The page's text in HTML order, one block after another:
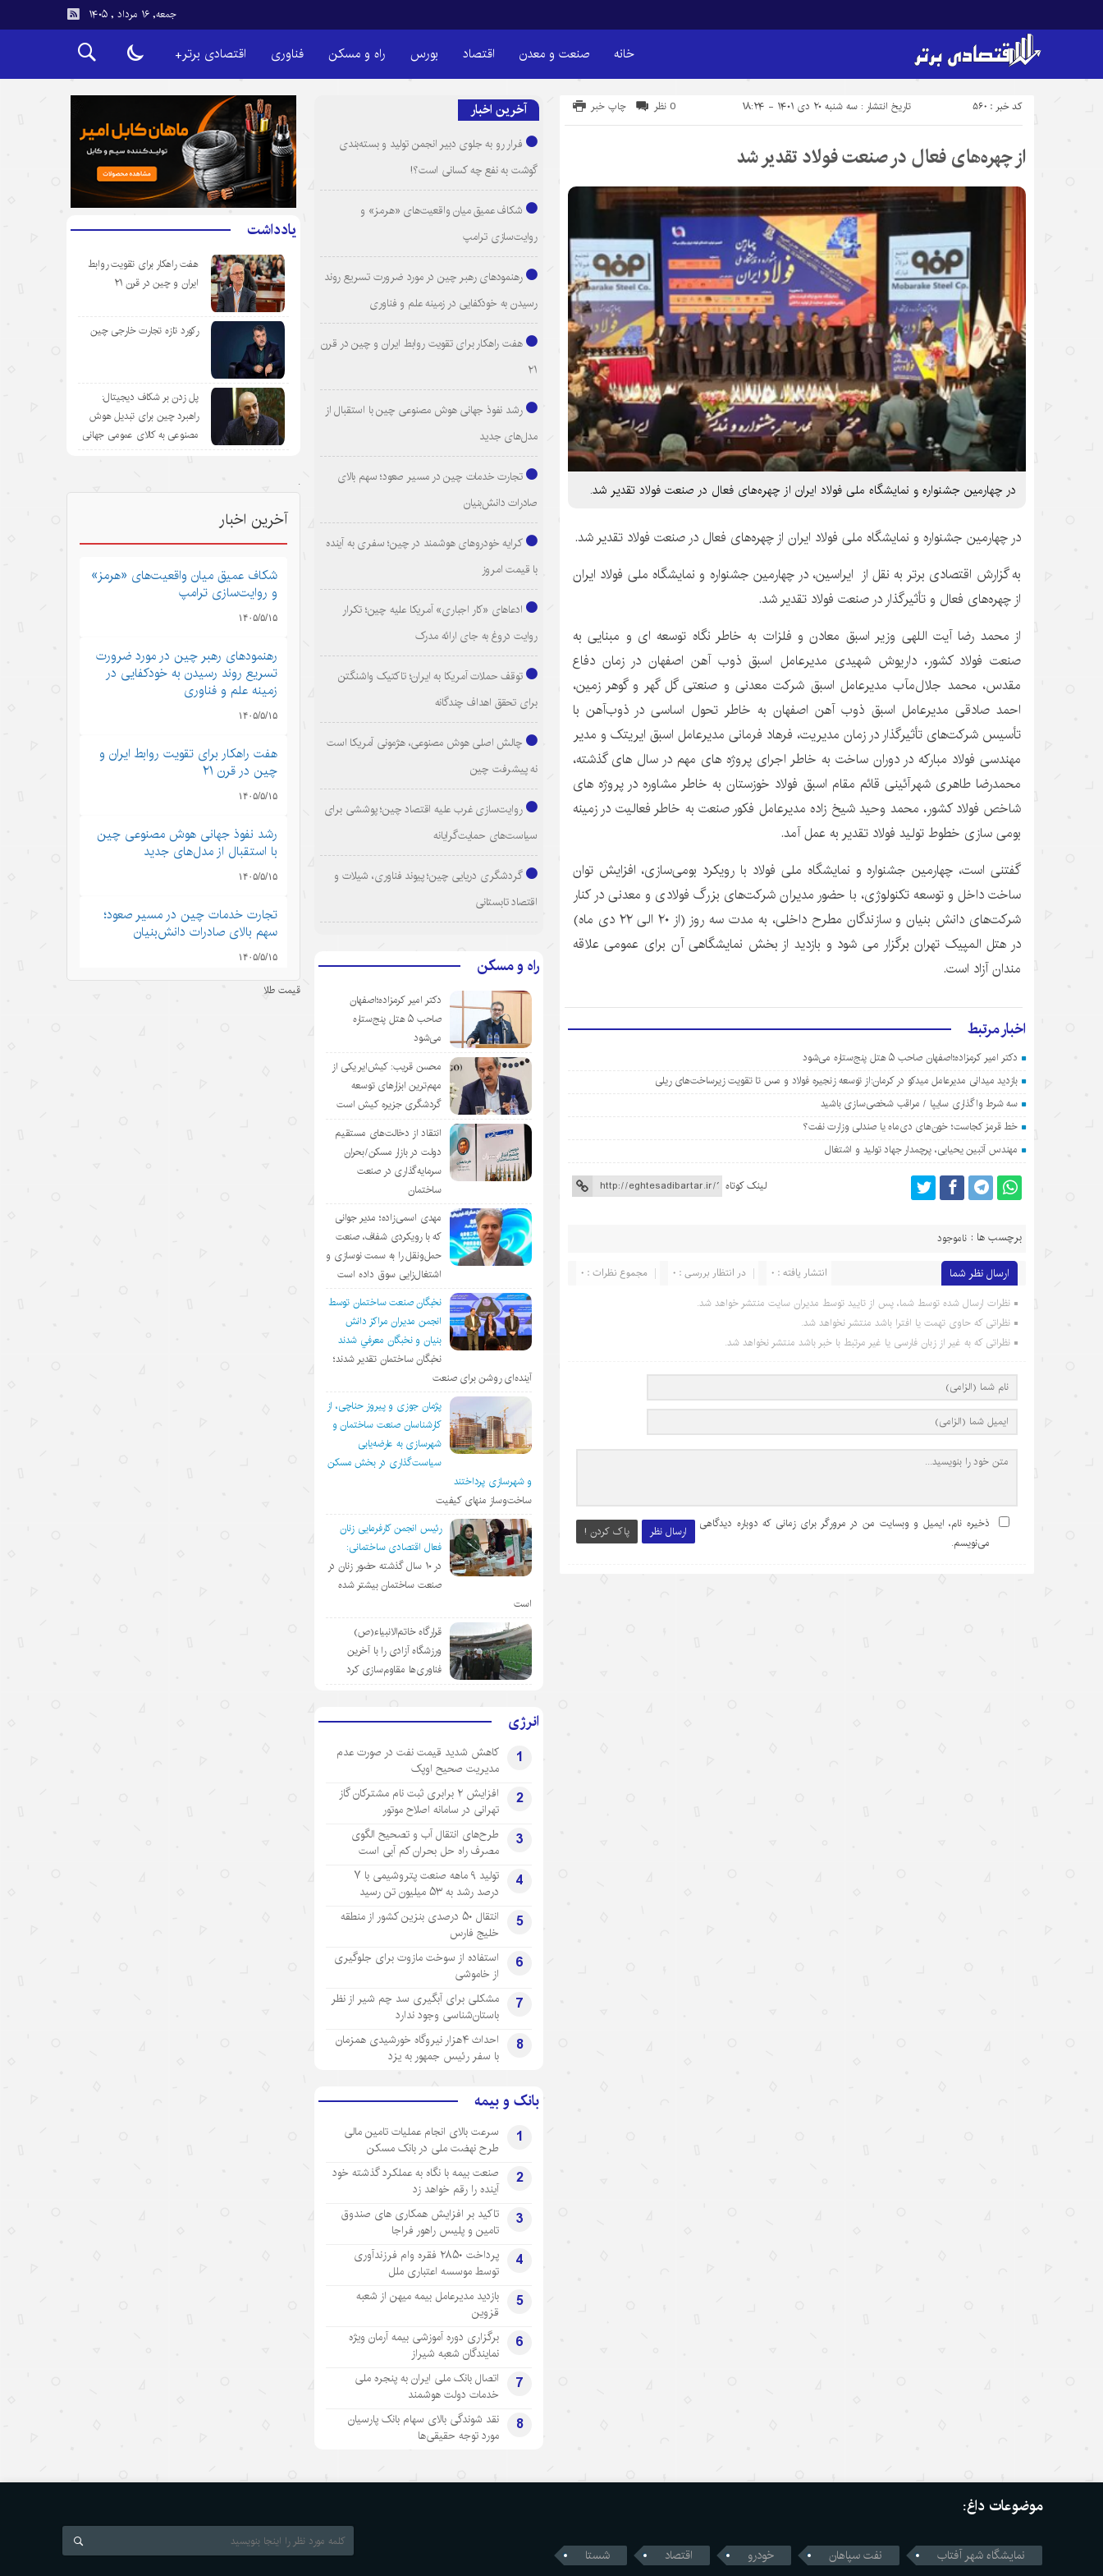
جمعه, ۱۶ مرداد , ۱۴۰۵
خانه صنعت و معدن اقتصاد بورس راه و مسکن فناوری اقتصادی برتر+
تاریخ انتشار : سه شنبه ۲۰ دی ۱۴۰۱ - ۱۸:۲۴ کد خبر : 560 چاپ خبر 0 نظر
از چهره‌های فعال در صنعت فولاد تقدیر شد
در چهارمین جشنواره و نمایشگاه ملی فولاد ایران از چهره‌های فعال در صنعت فولاد تقدیر شد.
در چهارمین جشنواره و نمایشگاه ملی فولاد ایران از چهره‌های فعال در صنعت فولاد تقدیر شد.
به گزارش اقتصادی برتر به نقل از ایراسین، در چهارمین جشنواره و نمایشگاه ملی فولاد ایران
از چهره‌های فعال و تأثیرگذار در صنعت فولاد تقدیر شد.
از محمد رضا آیت اللهی وزیر اسبق معادن و فلزات به خاطر نگاه توسعه ای و مبنایی به
صنعت فولاد کشور، داریوش شهیدی مدیرعامل اسبق ذوب آهن اصفهان در زمان دفاع
مقدس، محمد جلال‌مآب مدیرعامل اسبق شرکت معدنی و صنعتی گل گهر و گوهر زمین،
احمد صادقی مدیرعامل اسبق ذوب آهن اصفهان به خاطر تحول اساسی در ذوب‌آهن با
تأسیس شرکت‌های تأثیرگذار در زمان مدیریت، فرهاد فرمانی مدیرعامل اسبق ایریتک و مدیر
مهندسی فولاد مبارکه در دوران ساخت به خاطر اجرای پروژه های مهم در سال های گذشته،
محمدرضا طاهری شهرآئینی قائم مقام اسبق فولاد خوزستان به خاطر مشاوره در پروژه های
شاخص فولاد کشور، محمد وحید شیخ زاده مدیرعامل فکور صنعت به خاطر فعالیت در زمینه
بومی سازی خطوط تولید فولاد تقدیر به عمل آمد.
گفتنی است، چهارمین جشنواره و نمایشگاه ملی فولاد با رویکرد بومی‌سازی، افزایش توان
ساخت داخل و توسعه تکنولوژی، با حضور مدیران شرکت‌های بزرگ فولادی و معدنی در کنار
شرکت‌های دانش بنیان و سازندگان مطرح داخلی، به مدت سه روز (از ۲۰ الی ۲۲ دی ماه)
در هتل المپیک تهران برگزار می شود و بازدید از بخش نمایشگاهی آن برای عمومی علاقه
مندان آزاد است.
اخبار مرتبط
دکتر امیر کرمزاده؛اصفهان صاحب ۵ هتل پنج‌ستاره می‌شود
بازدید میدانی مدیرعامل میدکو در کرمان:از توسعه زنجیره فولاد و مس تا تقویت زیرساخت‌های ریلی
سه شرط واگذاری سایپا / مراقب شخصی‌سازی باشید
خط قرمز کجاست؛ خون‌های دی‌ماه یا صندلی وزارت نفت؟
مهندس آتبین یحیایی، پرچمدار جهاد تولید و اشتغال
لینک کوتاه
برچسب ها : ناموجود
ارسال نظر شما مجموع نظرات : 0 در انتظار بررسی : 0 انتشار یافته : 0
نظرات ارسال شده توسط شما، پس از تایید توسط مدیران سایت منتشر خواهد شد.
نظراتی که حاوی تهمت یا افترا باشد منتشر نخواهد شد.
نظراتی که به غیر از زبان فارسی یا غیر مرتبط با خبر باشد منتشر نخواهد شد.
ارسال نظر پاک کردن !
ذخیره نام، ایمیل و وبسایت من در مرورگر برای زمانی که دوباره دیدگاهی
می‌نویسم.
آخرین اخبار
فرار رو به جلوی دبیر انجمن تولید و بسته‌بندی
گوشت به نفع چه کسانی است؟!
شکاف عمیق میان واقعیت‌های «هرمز» و
روایت‌سازی ترامپ
رهنمودهای رهبر چین در مورد ضرورت تسریع روند
رسیدن به خودکفایی در زمینه علم و فناوری
هفت راهکار برای تقویت روابط ایران و چین در قرن
۲۱
رشد نفوذ جهانی هوش مصنوعی چین با استقبال از
مدل‌های جدید
تجارت خدمات چین در مسیر صعود؛ سهم بالای
صادرات دانش‌بنیان
کرایه خودروهای هوشمند در چین؛ سفری به آینده
با قیمت امروز
ادعاهای «کار اجباری» آمریکا علیه چین؛ تکرار
روایت دروغ به جای ارائه مدرک
توقف حملات آمریکا به ایران؛ تاکتیک واشنگتن
برای تحقق اهداف چندگانه
چالش اصلی هوش مصنوعی، هژمونی آمریکا است
نه پیشرفت چین
روایت‌سازی غرب علیه اقتصاد چین؛ پوششی برای
سیاست‌های حمایت‌گرایانه
گردشگری دریایی چین؛ پیوند فناوری، شیلات و
اقتصاد تابستانی
راه و مسکن
دکتر امیر کرمزاده؛اصفهان
صاحب ۵ هتل پنج‌ستاره
می‌شود
محسن قریب: کیش‌ایر یکی از
مهم‌ترین ابزارهای توسعه
گردشگری جزیره کیش است
انتقاد از دخالت‌های مستقیم
دولت در بازار مسکن/بحران
سرمایه‌گذاری در صنعت
ساختمان
مهدی اسمی‌زاده؛ مدیر جوانی
که با رویکردی شفاف، صنعت
حمل‌ونقل را به سمت نوسازی و
اشتغال‌زایی سوق داده است
نخبگان صنعت ساختمان توسط
انجمن مديران مراكز دانش
بنيان و نخبگان معرفي شدند
نخبگان ساختمان تقدیر شدند؛
آینده‌ای روشن برای صنعت
پژمان جوزی و پیروز حناچی، از
کارشناسان صنعت ساختمان و
شهرسازی به عارضه‌یابی
سیاست‌گذاری در بخش مسکن
و شهرسازی پرداختند
ساخت‌وساز منهای کیفیت
رئیس انجمن کارفرمایی زنان
فعال اقتصادی ساختمانی:
در ١٠ سال گذشته حضور زنان در
صنعت ساختمان بیشتر شده
است
قرارگاه خاتم‌الانبیاء(ص)
ورزشگاه آزادی را با آخرین
فناوری‌ها مقاوم‌سازی کرد
انرژی
1
کاهش شدید قیمت نفت در صورت عدم
مدیریت صحیح اوپک
2
افزایش ۲ برابری ثبت نام مشترکان گاز
تهرانی‌ در سامانه اصلاح موتور
3
طرح‌های انتقال آب و تصحیح الگوی
مصرف راه حل بحران کم آبی است
4
تولید ۹ ماهه صنعت پتروشیمی با ۷
درصد رشد به ۵۳ میلیون تن رسید
5
انتقال ۵۰ درصدی بنزین کشور از منطقه
خلیج فارس
6
استفاده از سوخت مازوت برای جلوگیری
از خاموشی
7
مشکلی برای آبگیری سد چم شیر از نظر
باستان‌شناسی وجود ندارد
8
احداث ۴هزار نیروگاه خورشیدی همزمان
با سفر رئیس جمهور به یزد
بانک و بیمه
1
سرعت بالای انجام عملیات تامین مالی
طرح نهضت ملی در بانک مسکن
2
صنعت بیمه با نگاه به عملکرد گذشته خود
آینده را رقم خواهد زد
3
تاکید بر افزایش همکاری های صندوق
تامین و پلیس راهور فراجا
4
پرداخت ۲۸۵۰ فقره وام فرزندآوری
توسط موسسه اعتباری ملل
5
بازدید مدیرعامل بیمه میهن از شعبه
قزوین
6
برگزاری دوره آموزشی بیمه آرمان ویژه
نمایندگان شعبه شیراز
7
اتصال بانک ملی ایران به پنجره ملی
خدمات دولت هوشمند
8
نقد شوندگی بالای سهام بانک پارسیان
مورد توجه حقیقی‌ها
یادداشت
هفت راهکار برای تقویت روابط
ایران و چین در قرن ۲۱
رکورد تازه تجارت خارجی چین
پل زدن بر شکاف دیجیتال:
راهبرد چین برای تبدیل هوش
مصنوعی به کالای عمومی جهانی
.
آخرین اخبار
شکاف عمیق میان واقعیت‌های «هرمز»
و روایت‌سازی ترامپ
۱۴۰۵/۵/۱۵
رهنمودهای رهبر چین در مورد ضرورت
تسریع روند رسیدن به خودکفایی در
زمینه علم و فناوری
۱۴۰۵/۵/۱۵
هفت راهکار برای تقویت روابط ایران و
چین در قرن ۲۱
۱۴۰۵/۵/۱۵
رشد نفوذ جهانی هوش مصنوعی چین
با استقبال از مدل‌های جدید
۱۴۰۵/۵/۱۵
تجارت خدمات چین در مسیر صعود؛
سهم بالای صادرات دانش‌بنیان
۱۴۰۵/۵/۱۵
کرایه خودروهای هوشمند در چین؛
رئیس‌جمهور اسلواکی: دستاوردهای
توسعه‌ای چین قابل تحسین است
قیمت طلا
موضوعات داغ:
نمایشگاه شهر آفتاب نفت سپاهان خودرو اقتصاد شستا